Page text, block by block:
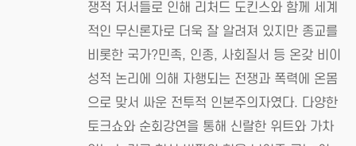
쟁적 저서들로 인해 리처드 도킨스와 함께 세계
적인 무신론자로 더욱 잘 알려져 있지만 종교를
비롯한 국가?민족, 인종, 사회질서 등 온갖 비이
성적 논리에 의해 자행되는 전쟁과 폭력에 온몸
으로 맞서 싸운 전투적 인본주의자였다. 다양한
토크쇼와 순회강연을 통해 신랄한 위트와 가차